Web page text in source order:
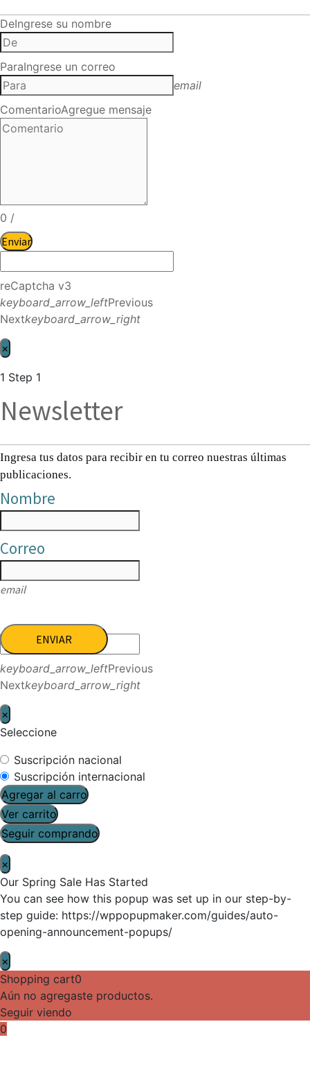
DeIngrese su nombre
ParaIngrese un correo
email
ComentarioAgregue mensaje
0 /
Enviar
reCaptcha v3
keyboard_arrow_leftPrevious
Nextkeyboard_arrow_right
×
1 Step 1
Newsletter
Ingresa tus datos para recibir en tu correo nuestras últimas
publicaciones.
Nombre
Correo
email
ENVIAR
keyboard_arrow_leftPrevious
Nextkeyboard_arrow_right
×
Seleccione
Suscripción nacional
Suscripción internacional
Agregar al carro
Ver carrito
Seguir comprando
×
Our Spring Sale Has Started
You can see how this popup was set up in our step-by-
step guide: https://wppopupmaker.com/guides/auto-
opening-announcement-popups/
×
Shopping cart0
Aún no agregaste productos.
Seguir viendo
0